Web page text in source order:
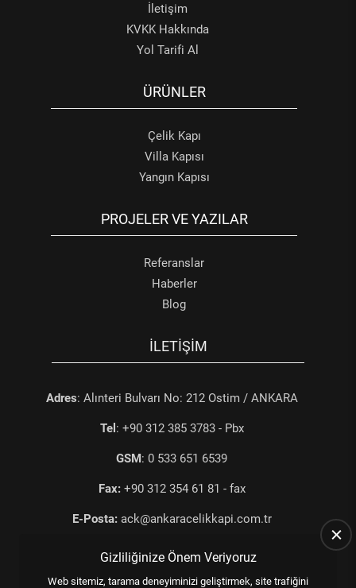
İletişim
KVKK Hakkında
Yol Tarifi Al
ÜRÜNLER
Çelik Kapı
Villa Kapısı
Yangın Kapısı
PROJELER VE YAZILAR
Referanslar
Haberler
Blog
İLETIŞIM
Adres: Alınteri Bulvarı No: 212 Ostim / ANKARA
Tel : +90 312 385 3783 - Pbx
GSM: 0 533 651 6539
Fax:+90 312 354 61 81 - fax
E-Posta:ack@ankaracelikkapi.com.tr
Gizliliğinize Önem Veriyoruz
Web sitemiz, tarama deneyiminizi geliştirmek, site trafiğini